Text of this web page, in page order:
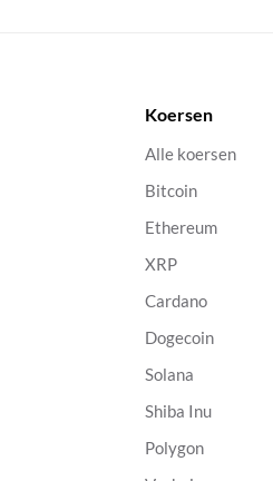
Koersen
Alle koersen
Bitcoin
Ethereum
XRP
Cardano
Dogecoin
Solana
Shiba Inu
Polygon